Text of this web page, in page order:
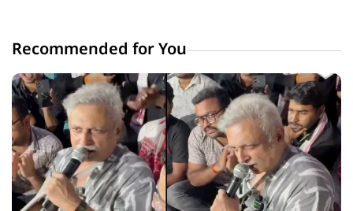
Recommended for You